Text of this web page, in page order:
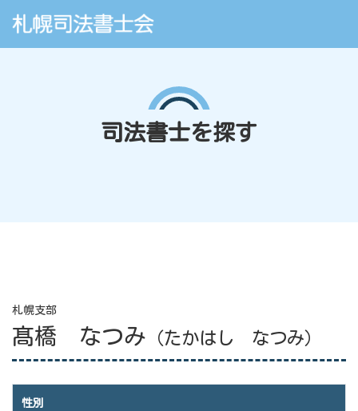
司法書士を探す
札幌支部
髙橋 なつみ （たかはし なつみ）
性別